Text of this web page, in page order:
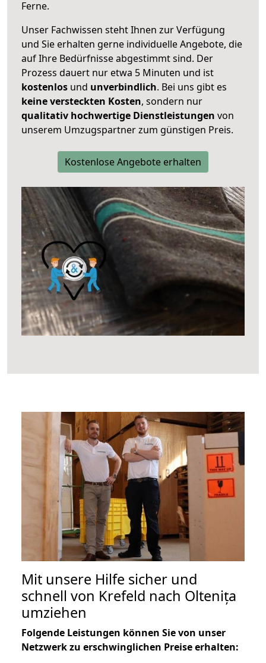
Ferne.
Unser Fachwissen steht Ihnen zur Verfügung
und Sie erhalten gerne individuelle Angebote, die
auf Ihre Bedürfnisse abgestimmt sind. Der
Prozess dauert nur etwa 5 Minuten und ist
kostenlos und unverbindlich. Bei uns gibt es
keine versteckten Kosten, sondern nur
qualitativ hochwertige Dienstleistungen von
unserem Umzugspartner zum günstigen Preis.
Kostenlose Angebote erhalten
Mit unsere Hilfe sicher und
schnell von Krefeld nach Oltenița
umziehen
Folgende Leistungen können Sie von unser
Netzwerk zu erschwinglichen Preise erhalten: